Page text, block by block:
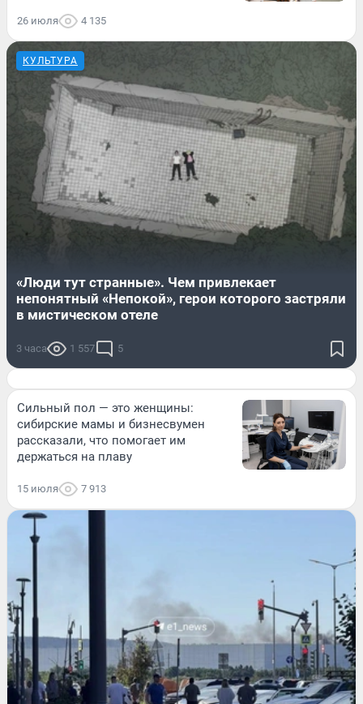
26 июля 4 135
КУЛЬТУРА
«Люди тут странные». Чем привлекает
непонятный «Непокой», герои которого застряли
в мистическом отеле
3 часа 1 557 5
Сильный пол — это женщины:
сибирские мамы и бизнесвумен
рассказали, что помогает им
держаться на плаву
15 июля 7 913